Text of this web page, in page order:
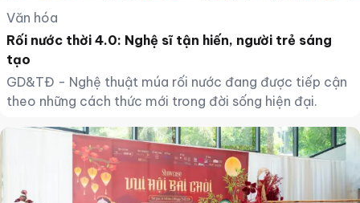
Văn hóa
Rối nước thời 4.0: Nghệ sĩ tận hiến, người trẻ sáng
tạo
GD&TĐ - Nghệ thuật múa rối nước đang được tiếp cận
theo những cách thức mới trong đời sống hiện đại.